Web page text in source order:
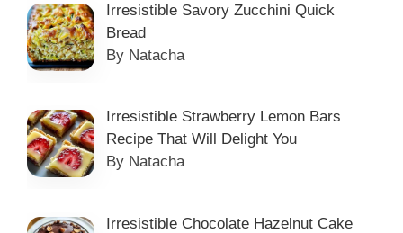
Irresistible Savory Zucchini Quick
Bread
By Natacha
Irresistible Strawberry Lemon Bars
Recipe That Will Delight You
By Natacha
Irresistible Chocolate Hazelnut Cake